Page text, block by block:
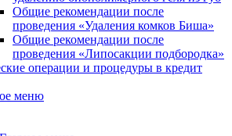
Общие рекомендации после
проведения «Удаления комков Биша»
Общие рекомендации после
проведения «Липосакции подбородка»
операции и процедуры в кредит
меню